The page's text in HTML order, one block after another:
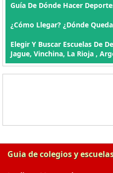
Guía De Dónde Hacer
¿Cómo Llegar? ¿Dónde
Elegir Y Buscar Escuelas De
Jague, Vinchina, La Rioja ,
Guia de colegios y